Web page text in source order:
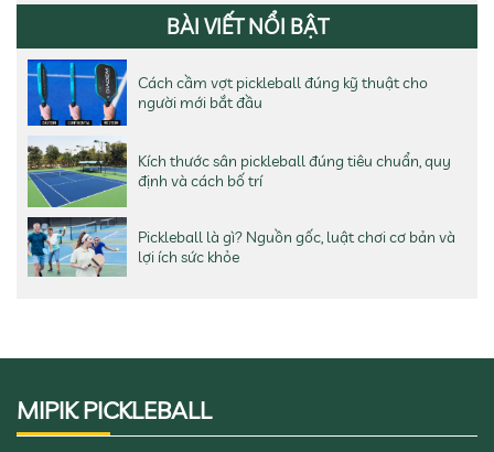
BÀI VIẾT NỔI BẬT
Cách cầm vợt pickleball đúng kỹ thuật cho
người mới bắt đầu
Kích thước sân pickleball đúng tiêu chuẩn, quy
định và cách bố trí
Pickleball là gì? Nguồn gốc, luật chơi cơ bản và
lợi ích sức khỏe
MIPIK PICKLEBALL